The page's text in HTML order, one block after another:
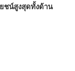
ชน์สูงสุดทั้งด้าน